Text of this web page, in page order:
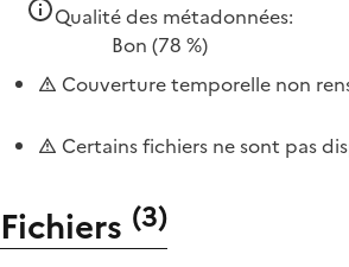
Qualité des métadonnées:
Bon (78 %)
Couverture temporelle non
Certains fichiers ne sont pas
Fichiers (3)